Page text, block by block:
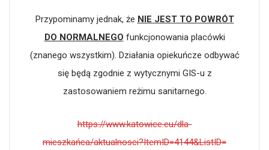
Przypominamy jednak, że NIE JEST TO POWRÓT
DO NORMALNEGO funkcjonowania placówki
(znanego wszystkim). Działania opiekuńcze odbywać
się będą zgodnie z wytycznymi GIS-u z
zastosowaniem reżimu sanitarnego.
https://www.katowice.eu/dla-
mieszkańca/aktualnosci?ItemID=4144&ListID=